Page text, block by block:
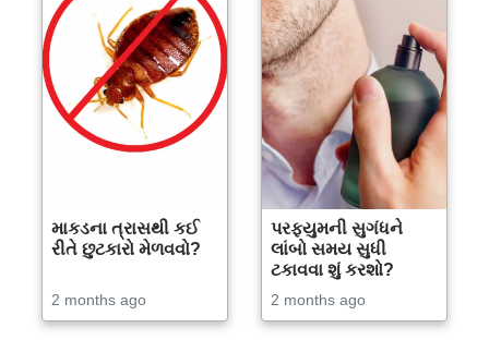
માકડના ત્રાસથી કઈ
રીતે છુટકારો મેળવવો?
2 months ago
પરફ્યુમની સુગંધને
લાંબો સમય સુધી
ટકાવવા શું કરશો?
2 months ago